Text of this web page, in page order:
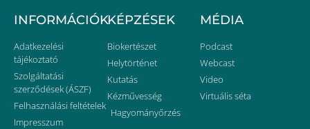
INFORMÁCIÓK
Adatkezelési
tájékoztató
Szolgáltatási
szerződések (ÁSZF)
Felhasználási feltételek
Impresszum
KÉPZÉSEK
Biokertészet
Helytörténet
Kutatás
Kézművesség
Hagyományőrzés
MÉDIA
Podcast
Webcast
Video
Virtuális séta